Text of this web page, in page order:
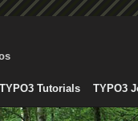
TYPO3 Tutorials TYPO3